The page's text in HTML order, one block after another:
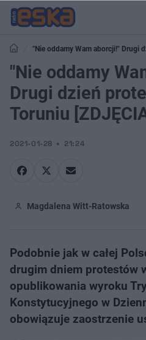
"Nie oddamy Wam aborcji!" Drugi
"Nie oddamy
Drugi dzień
Toruniu
2021-01-28 21:24
Magdalena Witt-Ratowska
Podobnie jak w całej
drugim dniem protestów
opublikowania wyroku
Konstytucyjnego w
obowiązuje zaostrzenie